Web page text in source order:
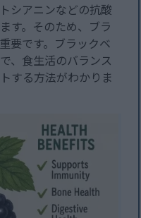
シアニンなどの抗酸
す。そのため、ブラ
要です。ブラックベ
、食生活のバランス
する方法がわかりま